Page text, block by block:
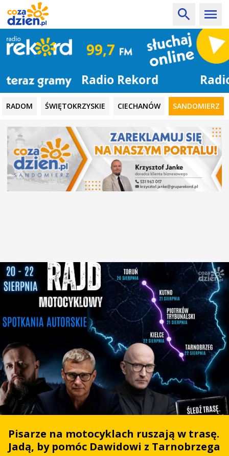
Radio Rekord
RADOM ŚWIĘTOKRZYSKIE CIECHANÓW SANDOMIERZ
Pisarze na motocyklach ruszają w trasę.
Jadą, by pomóc Dawidowi z Tarnobrzega